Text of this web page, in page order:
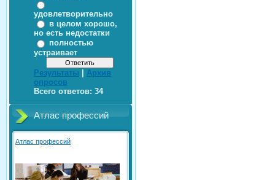
удовлетворительно
в целом хорошо,
но есть недостатки
полностью
устраивает
Результаты
Архив
опросов
Всего ответов: 34
Атлас профессий
Атлас профессий